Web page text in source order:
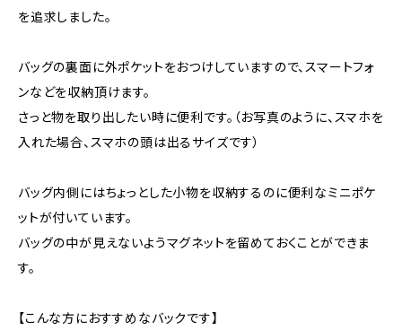
を追求しました。
バッグの裏面に外ポケットをおつけしていますので、スマートフォ
ンなどを収納頂けます。
さっと物を取り出したい時に便利です。（お写真のように、スマホを
入れた場合、スマホの頭は出るサイズです）
バッグ内側にはちょっとした小物を収納するのに便利なミニポケ
ットが付いています。
バッグの中が見えないようマグネットを留めておくことができま
す。
【こんな方におすすめなバックです】